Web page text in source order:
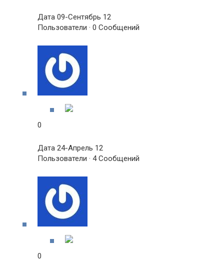
Дата 09-Сентябрь 12
Пользователи · 0 Сообщений
0
Дата 24-Апрель 12
Пользователи · 4 Сообщений
0